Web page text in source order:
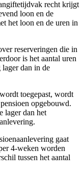
recht krijgt
loon en de
het loon en de uren in
reserveringen die in
is het aantal uren
lager dan in de
toegepast, wordt
opgebouwd.
lager dan het
gaat
4-weken worden
tussen het aantal